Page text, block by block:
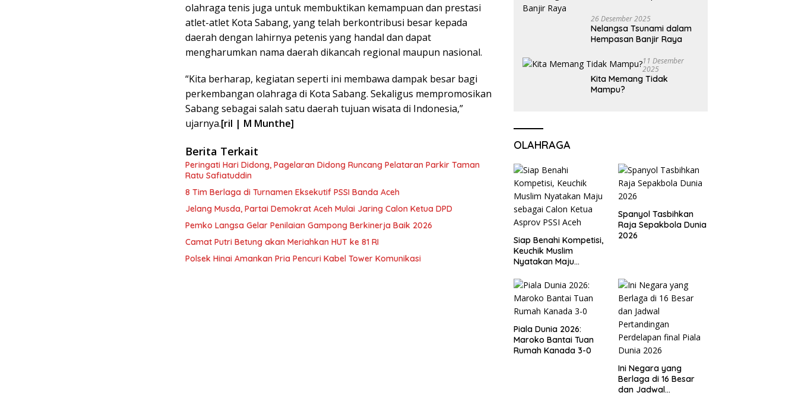
olahraga tenis juga untuk membuktikan kemampuan dan prestasi
atlet-atlet Kota Sabang, yang telah berkontribusi besar kepada
daerah dengan lahirnya petenis yang handal dan dapat
mengharumkan nama daerah dikancah regional maupun nasional.
“Kita berharap, kegiatan seperti ini membawa dampak besar bagi
perkembangan olahraga di Kota Sabang. Sekaligus mempromosikan
Sabang sebagai salah satu daerah tujuan wisata di Indonesia,”
ujarnya.[ril | M Munthe]
Berita Terkait
Peringati Hari Didong, Pagelaran Didong Runcang Pelataran Parkir Taman
Ratu Safiatuddin
8 Tim Berlaga di Turnamen Eksekutif PSSI Banda Aceh
Jelang Musda, Partai Demokrat Aceh Mulai Jaring Calon Ketua DPD
Pemko Langsa Gelar Penilaian Gampong Berkinerja Baik 2026
Camat Putri Betung akan Meriahkan HUT ke 81 RI
Polsek Hinai Amankan Pria Pencuri Kabel Tower Komunikasi
26 Desember 2025
Nelangsa Tsunami dalam
Hempasan Banjir Raya
11 Desember
2025
Kita Memang Tidak
Mampu?
OLAHRAGA
Siap Benahi Kompetisi,
Keuchik Muslim
Nyatakan Maju
Asprov PSSI Aceh
Spanyol Tasbihkan
Raja Sepakbola Dunia
2026
Piala Dunia 2026:
Maroko Bantai Tuan
Rumah Kanada 3-0
Ini Negara yang
Berlaga di 16 Besar
dan Jadwal